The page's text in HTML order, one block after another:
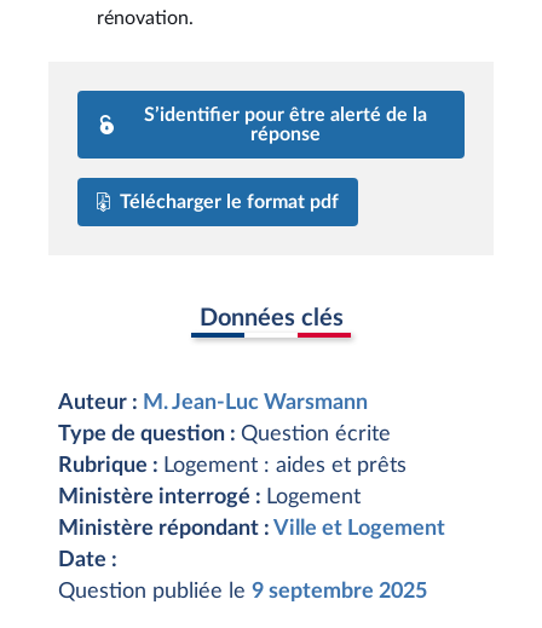
rénovation.
S’identifier pour être alerté de la
réponse
Télécharger le format pdf
Données clés
Auteur : M. Jean-Luc Warsmann
Type de question : Question écrite
Rubrique : Logement : aides et prêts
Ministère interrogé : Logement
Ministère répondant : Ville et Logement
Date :
Question publiée le 9 septembre 2025